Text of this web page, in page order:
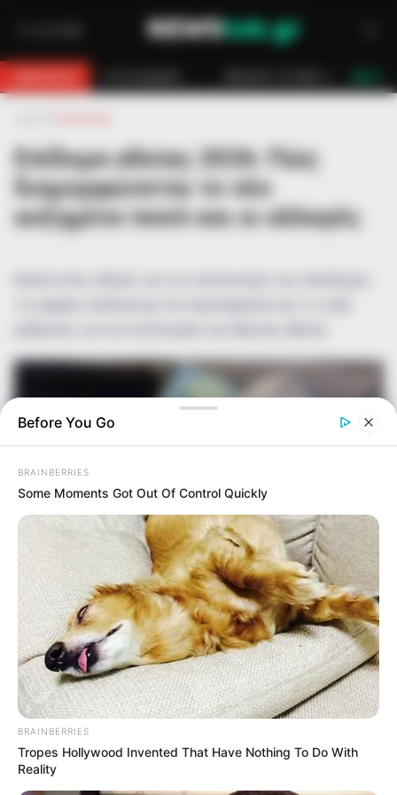
Επίδομα αδείας 2026: Πώς
διαμορφώνεται το νέο
αυξημένο ποσό και οι αλλαγές
NT Επιμέλεια
Συντακτική Ομάδα
Δημοσίευση
25/06/2026, 23:33 · 11:33 ΜΜ
Τελευταία ενημέρωση
23/07/2026, 00:05 · 12:05 ΠΜ
Οικονομία
Before You Go
BRAINBERRIES
Some Moments Got Out Of Control Quickly
BRAINBERRIES
Tropes Hollywood Invented That Have Nothing To Do With
Reality